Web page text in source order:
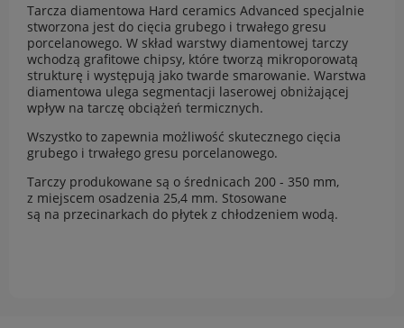
Tarcza diamentowa Hard ceramics Advanсed specjalnie
stworzona jest do cięcia grubego i trwałego gresu
porcelanowego. W skład warstwy diamentowej tarczy
wchodzą grafitowe chipsy, które tworzą mikroporowatą
strukturę i występują jako twarde smarowanie. Warstwa
diamentowa ulega segmentacji laserowej obniżającej
wpływ na tarczę obciążeń termicznych.
Wszystko to zapewnia możliwość skutecznego cięcia
grubego i trwałego gresu porcelanowego.
Tarczy produkowane są o średnicach 200 - 350 mm,
z miejscem osadzenia 25,4 mm. Stosowane
są na przecinarkach do płytek z chłodzeniem wodą.